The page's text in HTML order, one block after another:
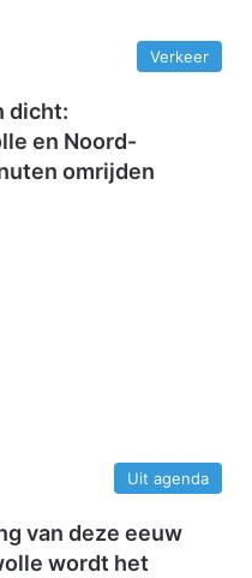
Verkeer
dicht:
en Noord-
omrijden
Uit agenda
van deze eeuw
wordt het